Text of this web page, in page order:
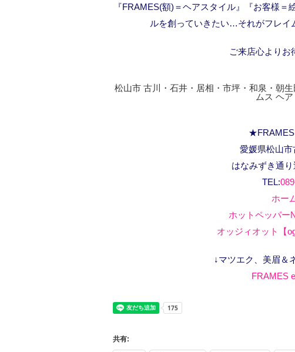
『FRAMES(額)＝ヘアスタイル』『お客様
ルを創っていきたい…それがフレイ
ご来店心よりお
松山市 古川・石井・居相・市坪・和泉・朝
ムス ヘア
愛媛県松山市
はなみずき通り
TEL:
ホー
ホットペッパー
オッジィオット【
↓マツエク、美眉＆
FRAMES
共有: